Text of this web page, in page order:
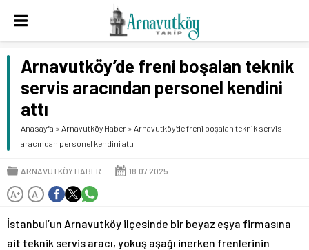
Arnavutköy’de freni boşalan teknik
servis aracından personel kendini
attı
Anasayfa » Arnavutköy Haber » Arnavutköy’de freni boşalan teknik servis
aracından personel kendini attı
ARNAVUTKÖY HABER 18.07.2025
A+ A-
İstanbul’un Arnavutköy ilçesinde bir beyaz eşya firmasına
ait teknik servis aracı, yokuş aşağı inerken frenlerinin